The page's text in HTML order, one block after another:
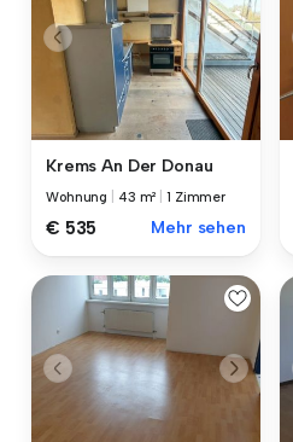
Krems An Der Donau
Wohnung 43 m² |1 Zimmer
€ 535 Mehr sehen